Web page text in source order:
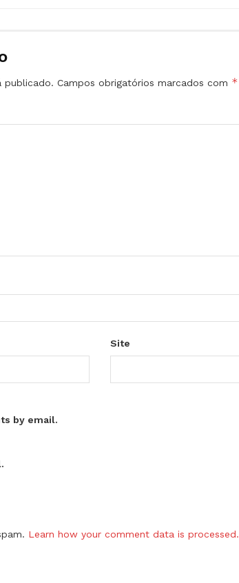
publicado. Campos obrigatórios marcados com *
Site
by email.
Learn how your comment data is processed.